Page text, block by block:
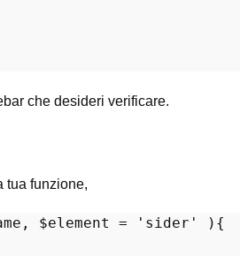
che desideri verificare.
tua funzione,
, $element = 'sider' ) {